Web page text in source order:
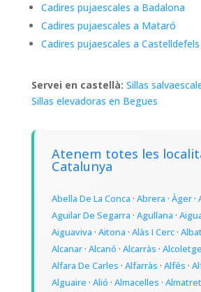
Cadires pujaescales a Badalona
Cadires pujaescales a Mataró
Cadires pujaescales a Castelldefels
Servei en castellà: Sillas
Sillas elevadoras en Begues
Atenem totes les
Catalunya
Abella De La Conca · Abrera · Àger·
Aguilar De Segarra · Agullana ·
Aiguaviva · Aitona · Alàs I Cerc·
Alcanar· Alcanó · Alcarràs · Alcoletge
Alfara De Carles · Alfarràs · Alfés ·
Alguaire · Alió · Almacelles · Almatret